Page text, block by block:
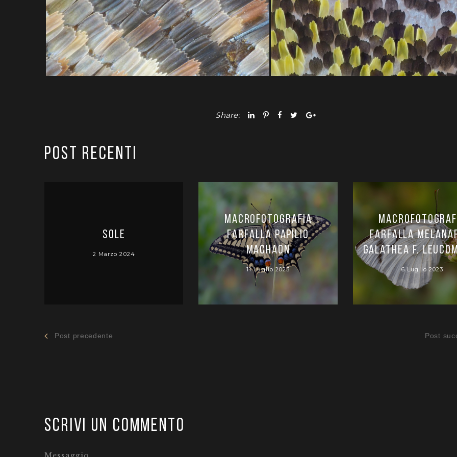
Share:
POST RECENTI
Sole
2 Marzo 2024
Macrofotografia
farfalla Papilio
machaon
11 Luglio 2023
Farfalla
galathea f.
6 Luglio 2023
Post precedente Post
Scrivi un commento